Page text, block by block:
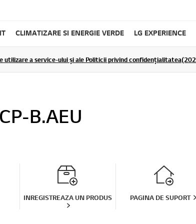
CLIMATIZARE SI ENERGIE VERDE LG EXPERIENCE
utilizare a service-ului și ale Politicii privind
B.AEU
INREGISTREAZA UN PRODUS PAGINA DE SUPORT